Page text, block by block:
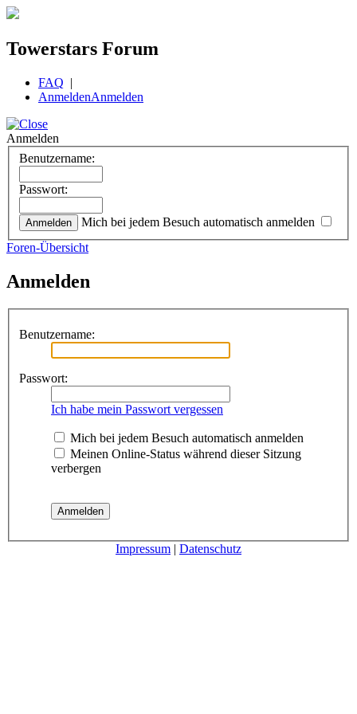
Towerstars Forum
FAQ |
AnmeldenAnmelden
Anmelden
Benutzername:
Passwort:
Mich bei jedem Besuch automatisch anmelden
Foren-Übersicht
Anmelden
Benutzername:
Passwort:
Ich habe mein Passwort vergessen
Mich bei jedem Besuch automatisch anmelden
Meinen Online-Status während dieser Sitzung
verbergen
Impressum | Datenschutz